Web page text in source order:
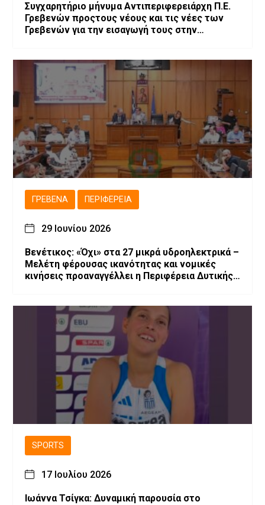
Συγχαρητήριο μήνυμα Αντιπεριφερειάρχη Π.Ε.
Γρεβενών προςτους νέους και τις νέες των
Γρεβενών για την εισαγωγή τους στην
ΓΡΕΒΕΝΆ ΠΕΡΙΦΈΡΕΙΑ
29 Ιουνίου 2026
Βενέτικος: «Όχι» στα 27 μικρά υδροηλεκτρικά –
Μελέτη φέρουσας ικανότητας και νομικές
κινήσεις προαναγγέλλει η Περιφέρεια Δυτικής
SPORTS
17 Ιουλίου 2026
Ιωάννα Τσίγκα: Δυναμική παρουσία στο